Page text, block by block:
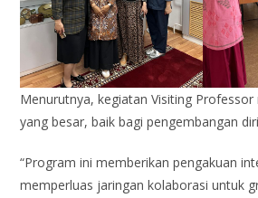
Menurutnya, kegiatan Visiting
yang besar, baik bagi pengembangan
“Program ini memberikan pengakuan
memperluas jaringan kolaborasi untuk